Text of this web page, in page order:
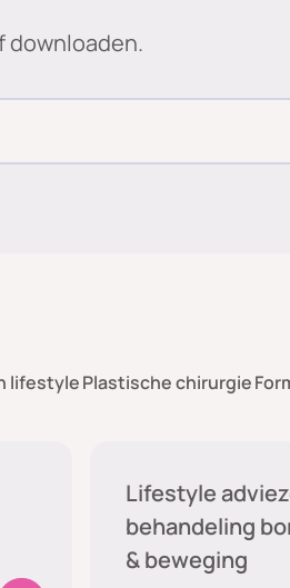
downloaden.
lifestylePlastische chirurgie
Lifestyle
behandeling
& beweging